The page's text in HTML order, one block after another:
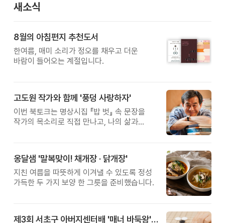
새소식
8월의 아침편지 추천도서
한여름, 매미 소리가 정오를 채우고 더운
바람이 들어오는 계절입니다.
고도원 작가와 함께 '풍덩 사랑하자'
이번 북토크는 명상시집 『밥 벗』 속 문장을
작가의 목소리로 직접 만나고, 나의 삶과
옹달샘 '말복맞이! 채개장 · 닭개장'
지친 여름을 따뜻하게 이겨낼 수 있도록 정성
가득한 두 가지 보양 한 그릇을 준비했습니다.
제3회 서초구 아버지센터배 '매너 바둑왕' 대회